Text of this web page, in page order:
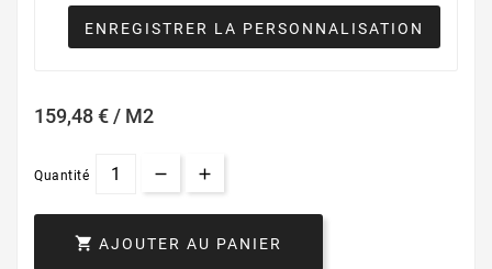
ENREGISTRER LA PERSONNALISATION
159,48 € / M2
Quantité
 AJOUTER AU PANIER